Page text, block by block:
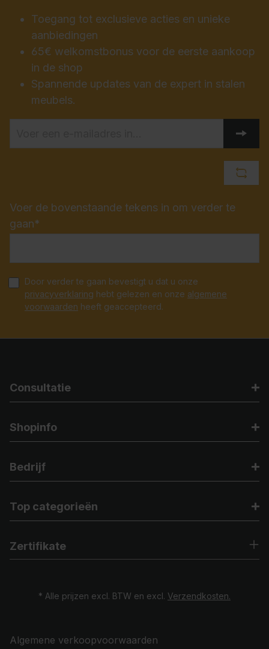
Toegang tot exclusieve acties en unieke
aanbiedingen
65€ welkomstbonus voor de eerste aankoop
in de shop
Spannende updates van de expert in stalen
meubels.
Voer de bovenstaande tekens in om verder te
gaan*
Door verder te gaan bevestigt u dat u onze
privacyverklaring hebt gelezen en onze algemene
voorwaarden heeft geaccepteerd.
Consultatie
Shopinfo
Bedrijf
Top categorieën
Zertifikate
* Alle prijzen excl. BTW en excl. Verzendkosten.
Algemene verkoopvoorwaarden